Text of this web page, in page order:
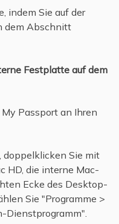
indem Sie auf der
dem Abschnitt
Festplatte auf dem
Passport an Ihren
doppelklicken Sie mit
HD, die interne Mac-
Ecke des Desktop-
Sie "Programme >
Dienstprogramm".